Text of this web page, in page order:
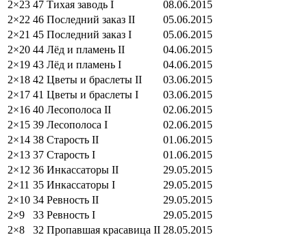
2×23 47 Тихая заводь I
08.06.2015
2×22 46 Последний заказ II
05.06.2015
2×21 45 Последний заказ I
05.06.2015
2×20 44 Лёд и пламень II
04.06.2015
2×19 43 Лёд и пламень I
04.06.2015
2×18 42 Цветы и браслеты II
03.06.2015
2×17 41 Цветы и браслеты I
03.06.2015
2×16 40 Лесополоса II
02.06.2015
2×15 39 Лесополоса I
02.06.2015
2×14 38 Старость II
01.06.2015
2×13 37 Старость I
01.06.2015
2×12 36 Инкассаторы II
29.05.2015
2×11 35 Инкассаторы I
29.05.2015
2×10 34 Ревность II
29.05.2015
2×9
33 Ревность I
29.05.2015
2×8
32 Пропавшая красавица II 28.05.2015